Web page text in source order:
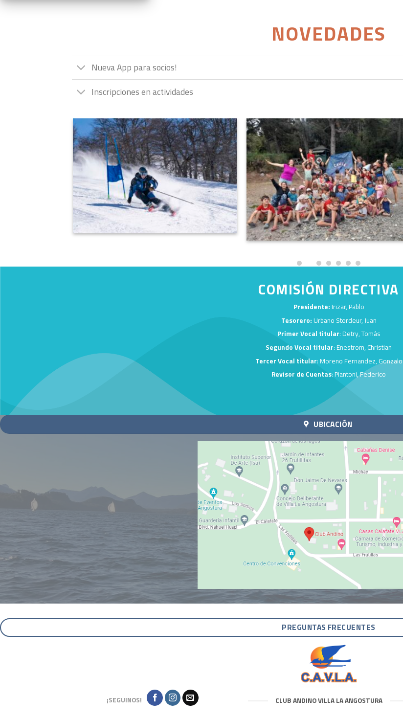
NOVEDADES
Nueva App para socios!
Inscripciones en actividades
COMISIÓN DIRECTIVA
Presidente: Irizar, Pablo
Tesorero: Urbano Stordeur, Juan
Primer Vocal titular: Detry, Tomás
Segundo Vocal titular: Enestrom, Christian
Tercer Vocal titular: Moreno Fernandez, Gonzalo
Revisor de Cuentas: Piantoni, Federico
UBICACIÓN
PREGUNTAS FRECUENTES
¡SEGUINOS! CLUB ANDINO VILLA LA ANGOSTURA